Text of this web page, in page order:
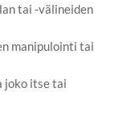
tai -välineiden
manipulointi tai
joko itse tai